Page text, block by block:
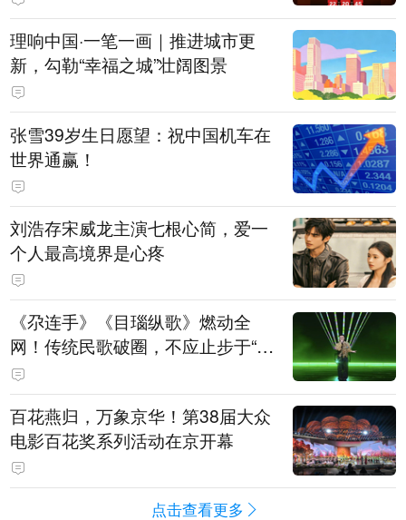
理响中国·一笔一画｜推进城市更
新，勾勒“幸福之城”壮阔图景
张雪39岁生日愿望：祝中国机车在
世界通赢！
刘浩存宋威龙主演七根心简，爱一
个人最高境界是心疼
《尕连手》《目瑙纵歌》燃动全
网！传统民歌破圈，不应止步于“上
头”
百花燕归，万象京华！第38届大众
电影百花奖系列活动在京开幕
点击查看更多